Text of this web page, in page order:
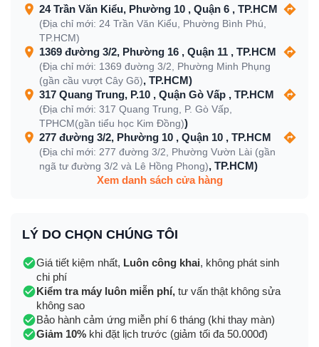
24 Trần Văn Kiểu, Phường 10 , Quận 6 , TP.HCM
(Địa chỉ mới: 24 Trần Văn Kiểu, Phường Bình Phú,
TP.HCM)
1369 đường 3/2, Phường 16 , Quận 11 , TP.HCM
(Địa chỉ mới: 1369 đường 3/2, Phường Minh Phụng
(gần cầu vượt Cây Gõ), TP.HCM)
317 Quang Trung, P.10 , Quận Gò Vấp , TP.HCM
(Địa chỉ mới: 317 Quang Trung, P. Gò Vấp,
TPHCM(gần tiểu học Kim Đồng))
277 đường 3/2, Phường 10 , Quận 10 , TP.HCM
(Địa chỉ mới: 277 đường 3/2, Phường Vườn Lài (gần
ngã tư đường 3/2 và Lê Hồng Phong), TP.HCM)
Xem danh sách cửa hàng
LÝ DO CHỌN CHÚNG TÔI
Giá tiết kiệm nhất, Luôn công khai, không phát sinh
chi phí
Kiểm tra máy luôn miễn phí, tư vấn thật không sửa
không sao
Bảo hành cảm ứng miễn phí 6 tháng (khi thay màn)
Giảm 10% khi đặt lịch trước (giảm tối đa 50.000đ)